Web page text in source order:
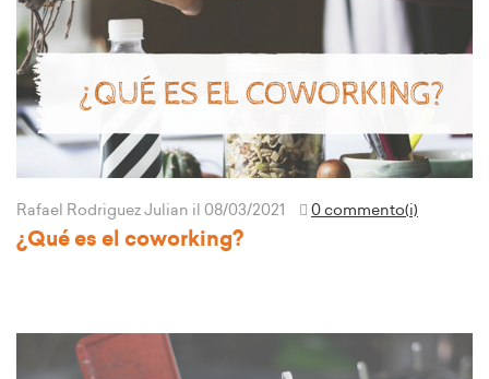
Rafael Rodriguez Julian il 08/03/2021 0 commento(i)
¿Qué es el coworking?